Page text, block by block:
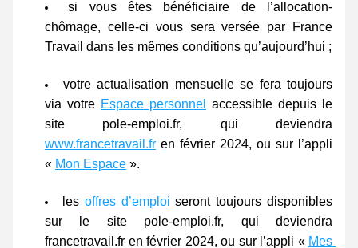
si vous êtes bénéficiaire de l’allocation-
chômage, celle-ci vous sera versée par France
Travail dans les mêmes conditions qu’aujourd’hui ;
votre actualisation mensuelle se fera toujours
via votre Espace personnel
accessible depuis le
www.francetravail.fr en février 2024, ou sur l’appli
« Mon Espace ».
les offres d’emploi seront toujours disponibles
sur le site pole-emploi.fr, qui deviendra
francetravail.fr en février 2024, ou sur l’appli « Mes